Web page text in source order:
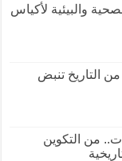
والبيئية لأكياس
التاريخ تنبض
من التكوين